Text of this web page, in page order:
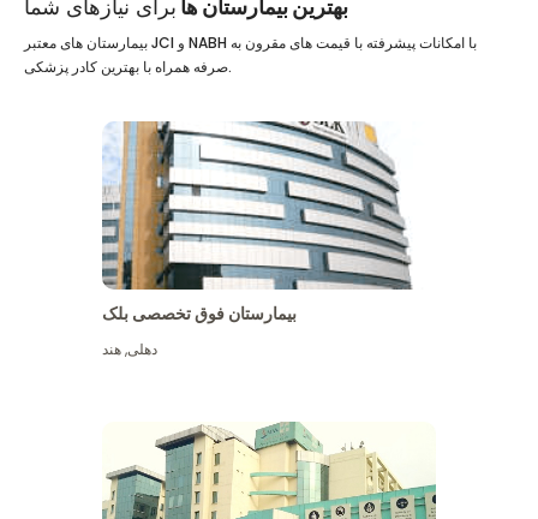
بهترین بیمارستان ها برای نیازهای شما
بیمارستان های معتبر JCI و NABH با امکانات پیشرفته با قیمت های مقرون به
صرفه همراه با بهترین کادر پزشکی.
بیمارستان فوق تخصصی بلک
دهلی,هند